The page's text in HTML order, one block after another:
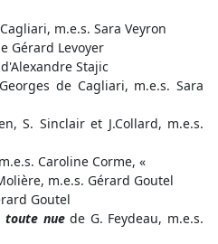
m.e.s. Sara Veyron
Gérard Levoyer
d'Alexandre Stajic
de Cagliari, m.e.s. Sara
S. Sinclair et J.Collard, m.e.s.
Caroline Corme, «
m.e.s. Gérard Goutel
Goutel
toute nuede G. Feydeau, m.e.s.